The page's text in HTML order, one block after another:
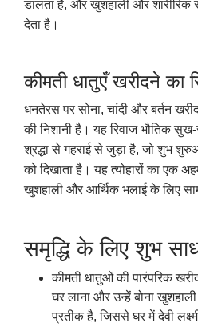
डालता है, और खुशहाली और
देता है।
कीमती धातुएँ खरीदने का
धनतेरस पर सोना, चांदी और बर्तन
की निशानी है। यह रिवाज भौतिक
श्रद्धा से गहराई से जुड़ा है, जो शुभ
को दिखाता है। यह त्योहारों का एक
खुशहाली और आर्थिक भलाई के लिए
समृद्धि के लिए शुभ
कीमती धातुओं की पारंपरिक
घर लाना और उन्हें बोना
प्रतीक है, जिससे घर में देवी